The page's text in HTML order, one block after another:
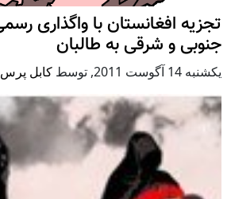
جنوبی و شرقی به طالبان
يكشنبه 14 آگوست 2011 , توسط کابل پرس